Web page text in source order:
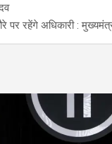
पर रहेंगे अधिकारी :